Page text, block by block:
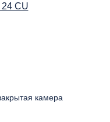
CU
камера